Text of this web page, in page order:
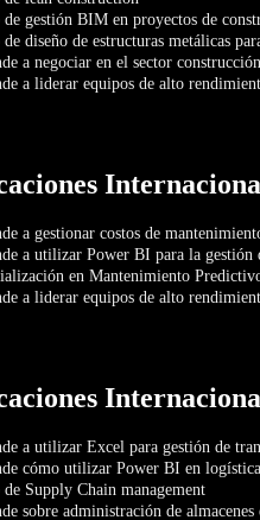
de gestión BIM en proyectos de
de diseño de estructuras metálicas
a negociar en el sector construcción
a liderar equipos de alto
a gestionar costos de
a utilizar Power BI para la gestión
en Mantenimiento
a liderar equipos de alto
a utilizar Excel para gestión de
cómo utilizar Power BI en logística
de Supply Chain management
sobre administración de